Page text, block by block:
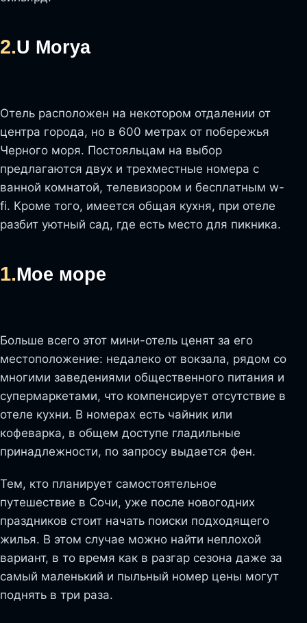
2.U Morya
Отель расположен на некотором отдалении от
центра города, но в 600 метрах от побережья
Черного моря. Постояльцам на выбор
предлагаются двух и трехместные номера с
ванной комнатой, телевизором и бесплатным w-
fi. Кроме того, имеется общая кухня, при отеле
разбит уютный сад, где есть место для пикника.
1.Мое море
Больше всего этот мини-отель ценят за его
местоположение: недалеко от вокзала, рядом со
многими заведениями общественного питания и
супермаркетами, что компенсирует отсутствие в
отеле кухни. В номерах есть чайник или
кофеварка, в общем доступе гладильные
принадлежности, по запросу выдается фен.
Тем, кто планирует самостоятельное
путешествие в Сочи, уже после новогодних
праздников стоит начать поиски подходящего
жилья. В этом случае можно найти неплохой
вариант, в то время как в разгар сезона даже за
самый маленький и пыльный номер цены могут
поднять в три раза.